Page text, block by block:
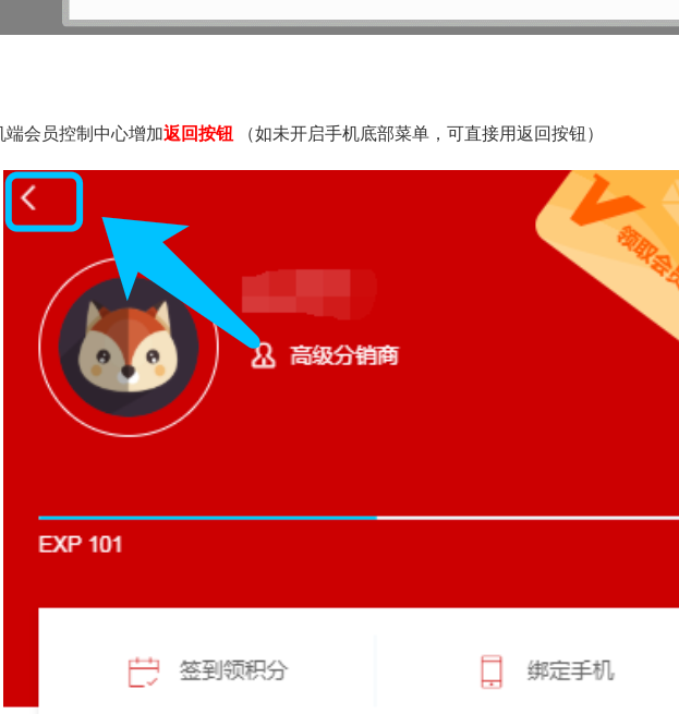
会员控制中心增加返回按钮 （如未开启手机底部菜单，可直接用返回按钮）